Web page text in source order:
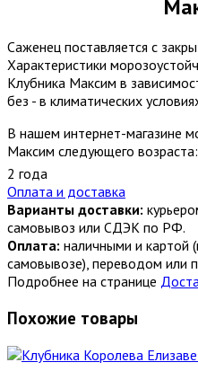
Саженец поставляется с
Характеристики
Клубника Максим в
без - в климатических
В нашем интернет-магазине
Максим следующего возраста:
2 года
Оплата и доставка
Варианты доставки:
самовывоз или СДЭК по РФ.
Оплата: наличными и картой
самовывозе), переводом или
Подробнее на странице
Похожие товары